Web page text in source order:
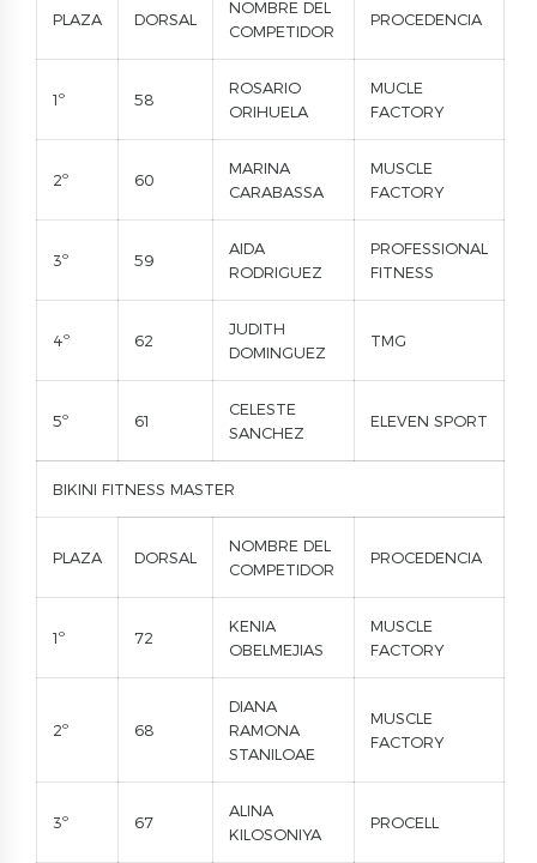
PLAZA DORSAL
NOMBRE DEL
COMPETIDOR
PROCEDENCIA
1º 58
ROSARIO
ORIHUELA
MUCLE
FACTORY
2º 60
MARINA
CARABASSA
MUSCLE
FACTORY
3º 59
AIDA
RODRIGUEZ
PROFESSIONAL
FITNESS
4º 62
JUDITH
DOMINGUEZ
TMG
5º 61
CELESTE
SANCHEZ
ELEVEN SPORT
BIKINI FITNESS MASTER
PLAZA DORSAL
NOMBRE DEL
COMPETIDOR
PROCEDENCIA
1º 72
KENIA
OBELMEJIAS
MUSCLE
FACTORY
2º 68
DIANA
RAMONA
STANILOAE
MUSCLE
FACTORY
3º 67
ALINA
KILOSONIYA
PROCELL